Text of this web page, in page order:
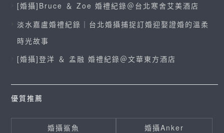
[婚攝]Bruce ＆ Zoe 婚禮紀錄＠台北寒舍艾美酒店
淡水嘉盧婚禮紀錄｜台北婚攝捕捉訂婚迎娶證婚的溫柔
時光故事
[婚攝]登洋 ＆ 孟融 婚禮紀錄＠文華東方酒店
優質推薦
婚攝鯊魚
婚攝Anker